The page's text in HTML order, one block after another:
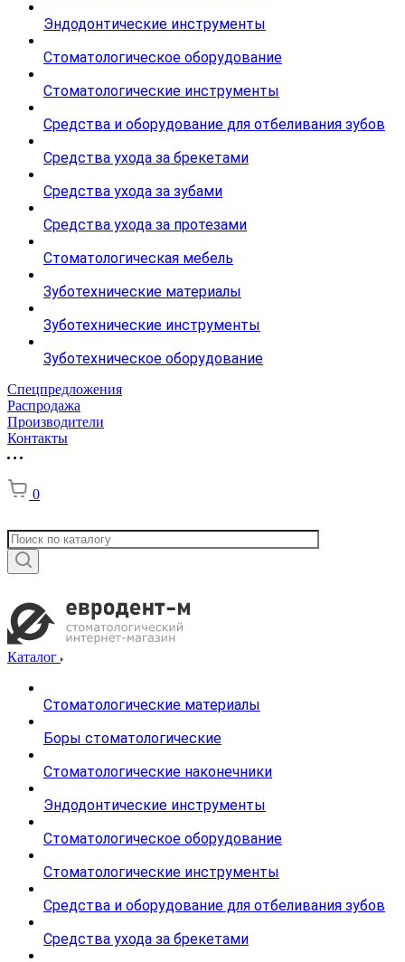
Эндодонтические инструменты
Стоматологическое оборудование
Стоматологические инструменты
Средства и оборудование для отбеливания зубов
Средства ухода за брекетами
Средства ухода за зубами
Средства ухода за протезами
Стоматологическая мебель
Зуботехнические материалы
Зуботехнические инструменты
Зуботехническое оборудование
Спецпредложения
Распродажа
Производители
Контакты
0
Каталог
Стоматологические материалы
Боры стоматологические
Стоматологические наконечники
Эндодонтические инструменты
Стоматологическое оборудование
Стоматологические инструменты
Средства и оборудование для отбеливания зубов
Средства ухода за брекетами